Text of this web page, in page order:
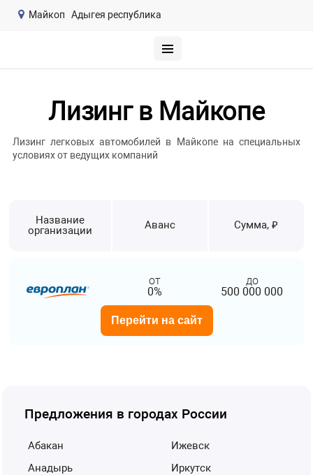
Майкоп Адыгея республика
Лизинг в Майкопе
Лизинг легковых автомобилей в Майкопе на специальных
условиях от ведущих компаний
Название
организации
Аванс Сумма, ₽
от
0%
до
500 000 000
Перейти на сайт
Предложения в городах России
Абакан
Анадырь
Ижевск
Иркутск